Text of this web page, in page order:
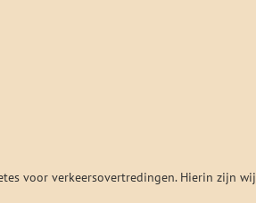
voor verkeersovertredingen. Hierin zijn wij